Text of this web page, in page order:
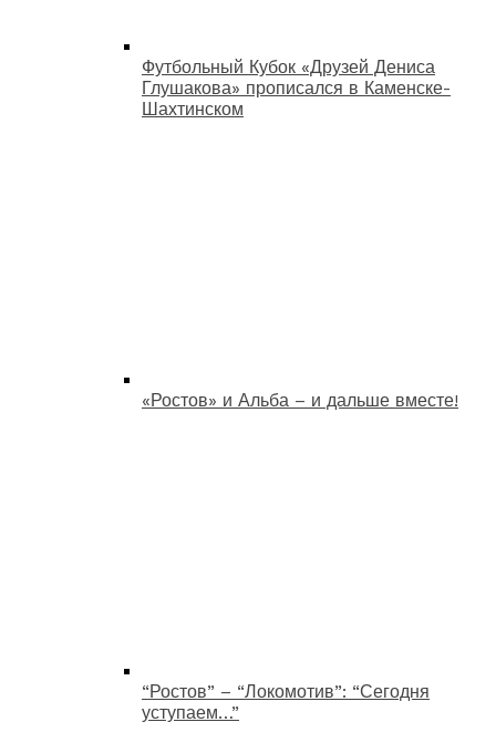
Футбольный Кубок «Друзей Дениса
Глушакова» прописался в Каменске-
Шахтинском
«Ростов» и Альба – и дальше вместе!
“Ростов” – “Локомотив”: “Сегодня
уступаем…”